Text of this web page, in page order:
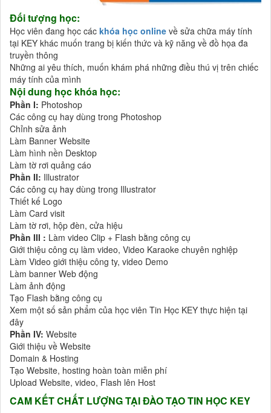
Đối tượng học:
Học viên đang học các khóa học online về sửa chữa máy tính
tại KEY khác muốn trang bị kiến thức và kỹ năng về đồ họa đa
truyền thông
Những ai yêu thích, muốn khám phá những điều thú vị trên chiếc
máy tính của mình
Nội dung học khóa học:
Phần I: Photoshop
Các công cụ hay dùng trong Photoshop
Chỉnh sửa ảnh
Làm Banner Website
Làm hình nền Desktop
Làm tờ rơi quảng cáo
Phần II: Illustrator
Các công cụ hay dùng trong Illustrator
Thiết kế Logo
Làm Card visit
Làm tờ rơi, hộp đèn, cửa hiệu
Phần III : Làm video Clip + Flash bằng công cụ
Giới thiệu công cụ làm video, Video Karaoke chuyên nghiệp
Làm Video giới thiệu công ty, video Demo
Làm banner Web động
Làm ảnh động
Tạo Flash bằng công cụ
Xem một số sản phẩm của học viên Tin Học KEY thực hiện tại
đây
Phần IV: Website
Giới thiệu về Website
Domain & Hosting
Tạo Website, hosting hoàn toàn miễn phí
Upload Website, video, Flash lên Host
CAM KẾT CHẤT LƯỢNG TẠI ĐÀO TẠO TIN HỌC KEY